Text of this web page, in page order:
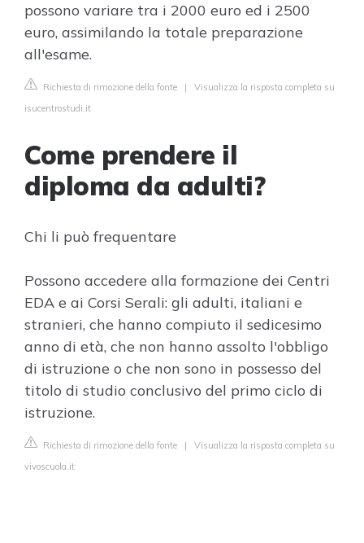
possono variare tra i 2000 euro ed i 2500
euro, assimilando la totale preparazione
all'esame.
Richiesta di rimozione della fonte | Visualizza la risposta completa su
isucentrostudi.it
Come prendere il
diploma da adulti?
Chi li può frequentare
Possono accedere alla formazione dei Centri
EDA e ai Corsi Serali: gli adulti, italiani e
stranieri, che hanno compiuto il sedicesimo
anno di età, che non hanno assolto l'obbligo
di istruzione o che non sono in possesso del
titolo di studio conclusivo del primo ciclo di
istruzione.
Richiesta di rimozione della fonte | Visualizza la risposta completa su
vivoscuola.it